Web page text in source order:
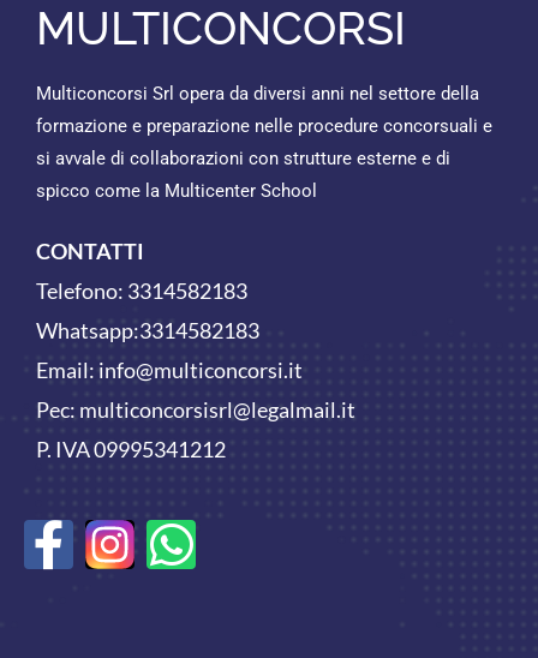
MULTICONCORSI
Multiconcorsi Srl opera da diversi anni nel settore della
formazione e preparazione nelle procedure concorsuali e
si avvale di collaborazioni con strutture esterne e di
spicco come la Multicenter School
CONTATTI
Telefono: 3314582183
Whatsapp:3314582183
Email: info@multiconcorsi.it
Pec: multiconcorsisrl@legalmail.it
P. IVA 09995341212
F
W